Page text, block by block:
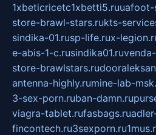
1xbeticricetc1xbetti5.ru
store-brawl-stars.rukts-
sindika-01.rusp-life.rux-
e-abis-1-c.rusindika01.ru
store-brawlstars.ru
antenna-highly.rumine-lab-
3-sex-porn.ruban-damn.ru
viagra-tablet.rufasbags.ru
fincontech.ru3sexporn.ru